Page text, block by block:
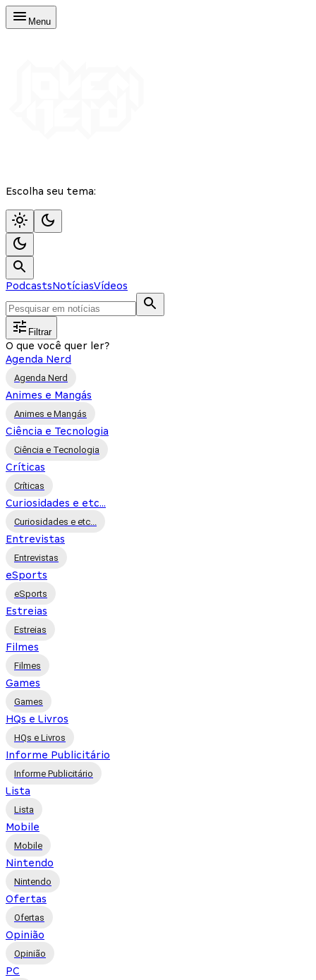
Menu
Escolha seu tema:
PodcastsNotíciasVídeos
Filtrar
O que você quer ler?
Agenda Nerd
Agenda Nerd
Animes e Mangás
Animes e Mangás
Ciência e Tecnologia
Ciência e Tecnologia
Críticas
Críticas
Curiosidades e etc...
Curiosidades e etc...
Entrevistas
Entrevistas
eSports
eSports
Estreias
Estreias
Filmes
Filmes
Games
Games
HQs e Livros
HQs e Livros
Informe Publicitário
Informe Publicitário
Lista
Lista
Mobile
Mobile
Nintendo
Nintendo
Ofertas
Ofertas
Opinião
Opinião
PC